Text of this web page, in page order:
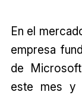
En el
empresa
de
este mes y